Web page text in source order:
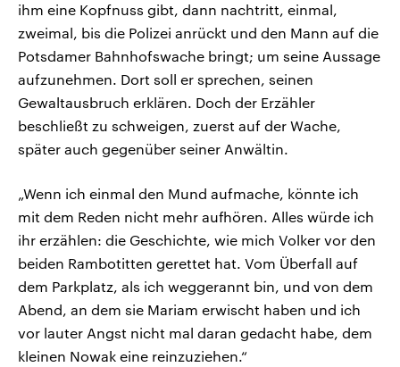
ihm eine Kopfnuss gibt, dann nachtritt, einmal,
zweimal, bis die Polizei anrückt und den Mann auf die
Potsdamer Bahnhofswache bringt; um seine Aussage
aufzunehmen. Dort soll er sprechen, seinen
Gewaltausbruch erklären. Doch der Erzähler
beschließt zu schweigen, zuerst auf der Wache,
später auch gegenüber seiner Anwältin.
„Wenn ich einmal den Mund aufmache, könnte ich
mit dem Reden nicht mehr aufhören. Alles würde ich
ihr erzählen: die Geschichte, wie mich Volker vor den
beiden Rambotitten gerettet hat. Vom Überfall auf
dem Parkplatz, als ich weggerannt bin, und von dem
Abend, an dem sie Mariam erwischt haben und ich
vor lauter Angst nicht mal daran gedacht habe, dem
kleinen Nowak eine reinzuziehen.“